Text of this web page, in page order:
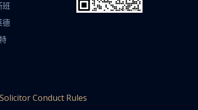
班
德
Solicitor Conduct Rules